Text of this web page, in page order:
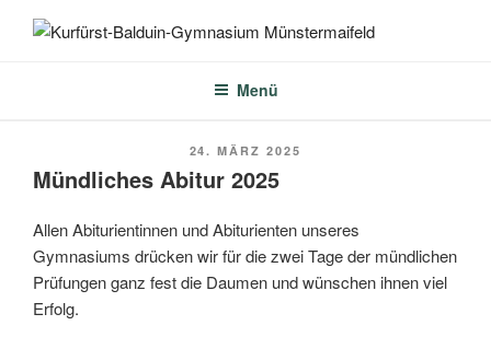
Inhalt
Menü
VERÖFFENTLICHT
AM
24. MÄRZ 2025
Mündliches Abitur 2025
Allen Abiturientinnen und Abiturienten unseres
Gymnasiums drücken wir für die zwei Tage der mündlichen
Prüfungen ganz fest die Daumen und wünschen ihnen viel
Erfolg.